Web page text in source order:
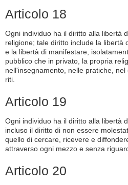
Articolo 18
Ogni individuo ha il diritto alla libertà
religione; tale diritto include la libertà
e la libertà di manifestare,
pubblico che in privato, la propria
nell'insegnamento, nelle pratiche,
riti.
Articolo 19
Ogni individuo ha il diritto alla libertà
incluso il diritto di non essere
quello di cercare, ricevere e
attraverso ogni mezzo e senza
Articolo 20